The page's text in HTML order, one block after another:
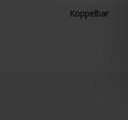
Koppelbar